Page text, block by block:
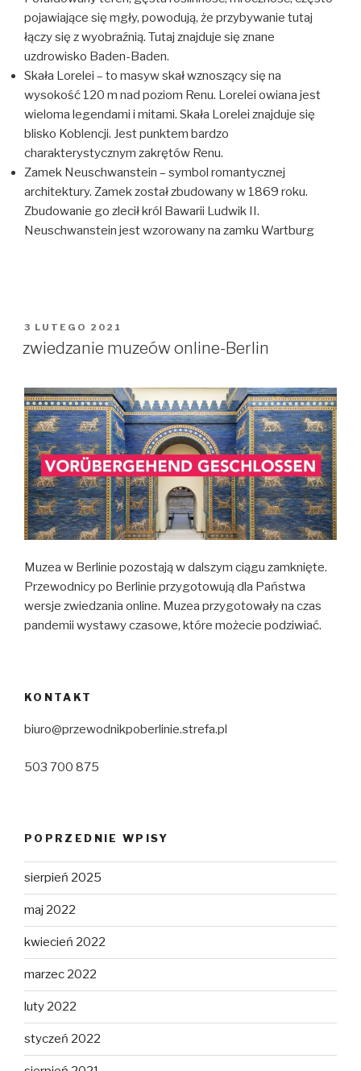
pojawiające się mgły, powodują, że przybywanie tutaj
łączy się z wyobraźnią. Tutaj znajduje się znane
uzdrowisko Baden-Baden.
Skała Lorelei – to masyw skał wznoszący się na
wysokość 120 m nad poziom Renu. Lorelei owiana jest
wieloma legendami i mitami. Skała Lorelei znajduje się
blisko Koblencji. Jest punktem bardzo
charakterystycznym zakrętów Renu.
Zamek Neuschwanstein – symbol romantycznej
architektury. Zamek został zbudowany w 1869 roku.
Zbudowanie go zlecił król Bawarii Ludwik II.
Neuschwanstein jest wzorowany na zamku Wartburg
OPUBLIKOWANE
3 LUTEGO 2021
zwiedzanie muzeów online-Berlin
Muzea w Berlinie pozostają w dalszym ciągu zamknięte.
Przewodnicy po Berlinie przygotowują dla Państwa
wersje zwiedzania online. Muzea przygotowały na czas
pandemii wystawy czasowe, które możecie podziwiać.
KONTAKT
biuro@przewodnikpoberlinie.strefa.pl
503 700 875
POPRZEDNIE WPISY
sierpień 2025
maj 2022
kwiecień 2022
marzec 2022
luty 2022
styczeń 2022